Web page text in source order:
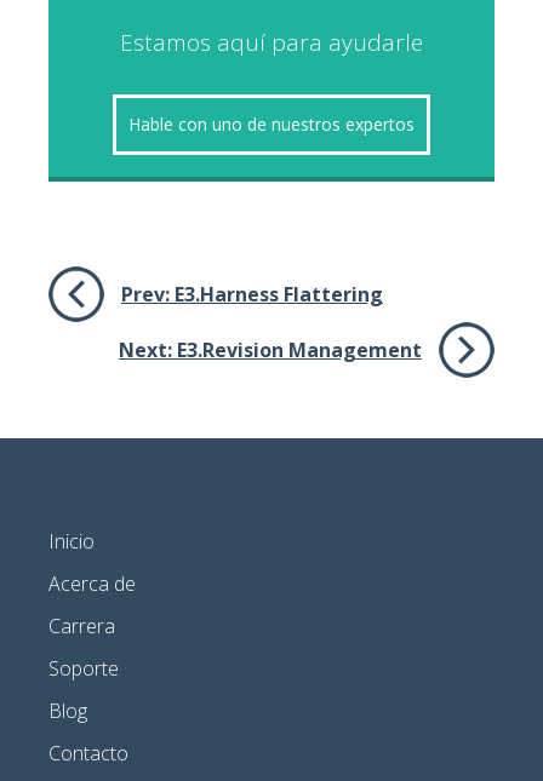
Estamos aquí para ayudarle
Hable con uno de nuestros expertos
Prev: E3.Harness Flattering
Next: E3.Revision Management
Inicio
Acerca de
Carrera
Soporte
Blog
Contacto